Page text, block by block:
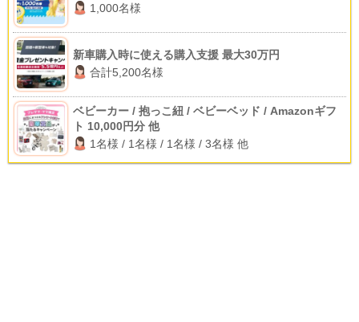
1,000名様
新車購入時に使える購入支援 最大30万円
合計5,200名様
ベビーカー / 抱っこ紐 / ベビーベッド / Amazonギフ
ト 10,000円分 他
1名様 / 1名様 / 1名様 / 3名様 他